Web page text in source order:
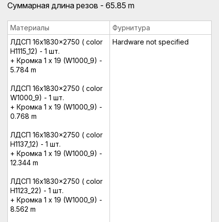
Суммарная длина резов - 65.85 m
Материалы
Фурнитура
ЛДСП 16x1830x2750 ( color
H1115_12) - 1 шт.
+ Кромка 1 x 19 (W1000_9) -
5.784 m
ЛДСП 16x1830x2750 ( color
W1000_9) - 1 шт.
+ Кромка 1 x 19 (W1000_9) -
0.768 m
ЛДСП 16x1830x2750 ( color
H1137_12) - 1 шт.
+ Кромка 1 x 19 (W1000_9) -
12.344 m
ЛДСП 16x1830x2750 ( color
H1123_22) - 1 шт.
+ Кромка 1 x 19 (W1000_9) -
8.562 m
Hardware not specified